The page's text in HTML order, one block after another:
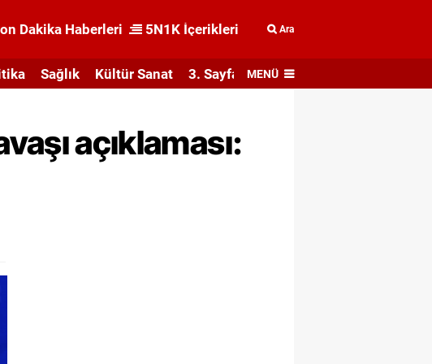
Dakika Haberleri 5N1K İçerikleri Ara
Sağlık Kültür Sanat 3. Sayfa MENÜ
açıklaması: